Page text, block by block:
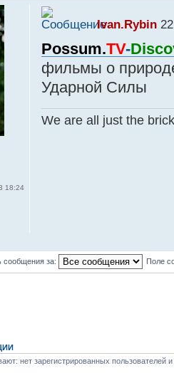
Ivan.Rybin
Possum.TV-
фильмы о
Ударной Силы
We are all just the
18:24
сообщения за: Поле
нет зарегистрированных пользователей и